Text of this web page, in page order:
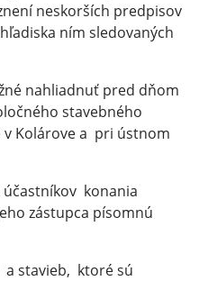
neskorších predpisov
ním sledovaných
nahliadnuť pred dňom
stavebného
v Kolárove a pri ústnom
konania
zástupca písomnú
a stavieb, ktoré sú